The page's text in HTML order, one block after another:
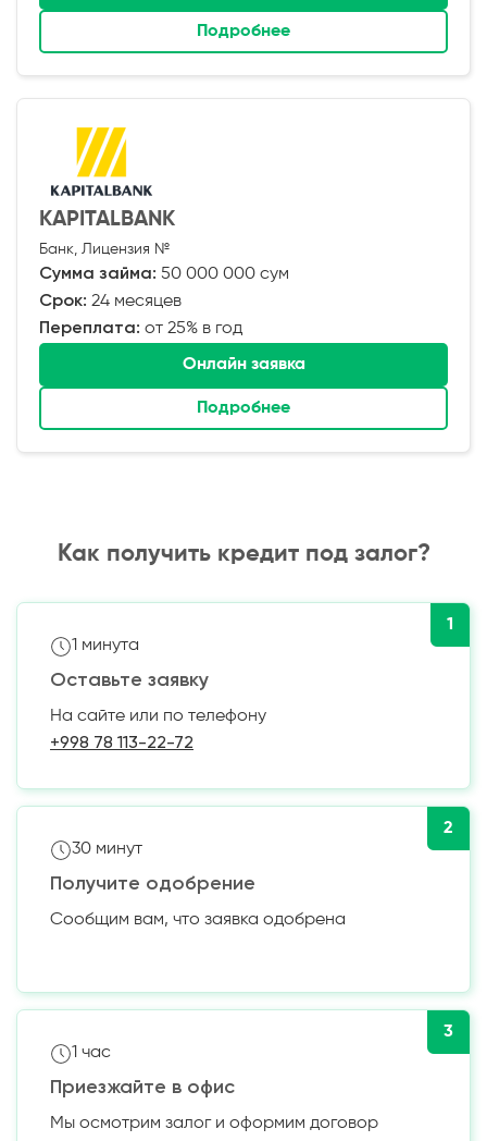
Подробнее
KAPITALBANK
Банк, Лицензия №
Сумма займа: 50 000 000 сум
Срок: 24 месяцев
Переплата: от 25% в год
Онлайн заявка
Подробнее
Как получить кредит под залог?
1
1 минута
Оставьте заявку
На сайте или по телефону
+998 78 113-22-72
2
30 минут
Получите одобрение
Сообщим вам, что заявка одобрена
3
1 час
Приезжайте в офис
Мы осмотрим залог и оформим договор